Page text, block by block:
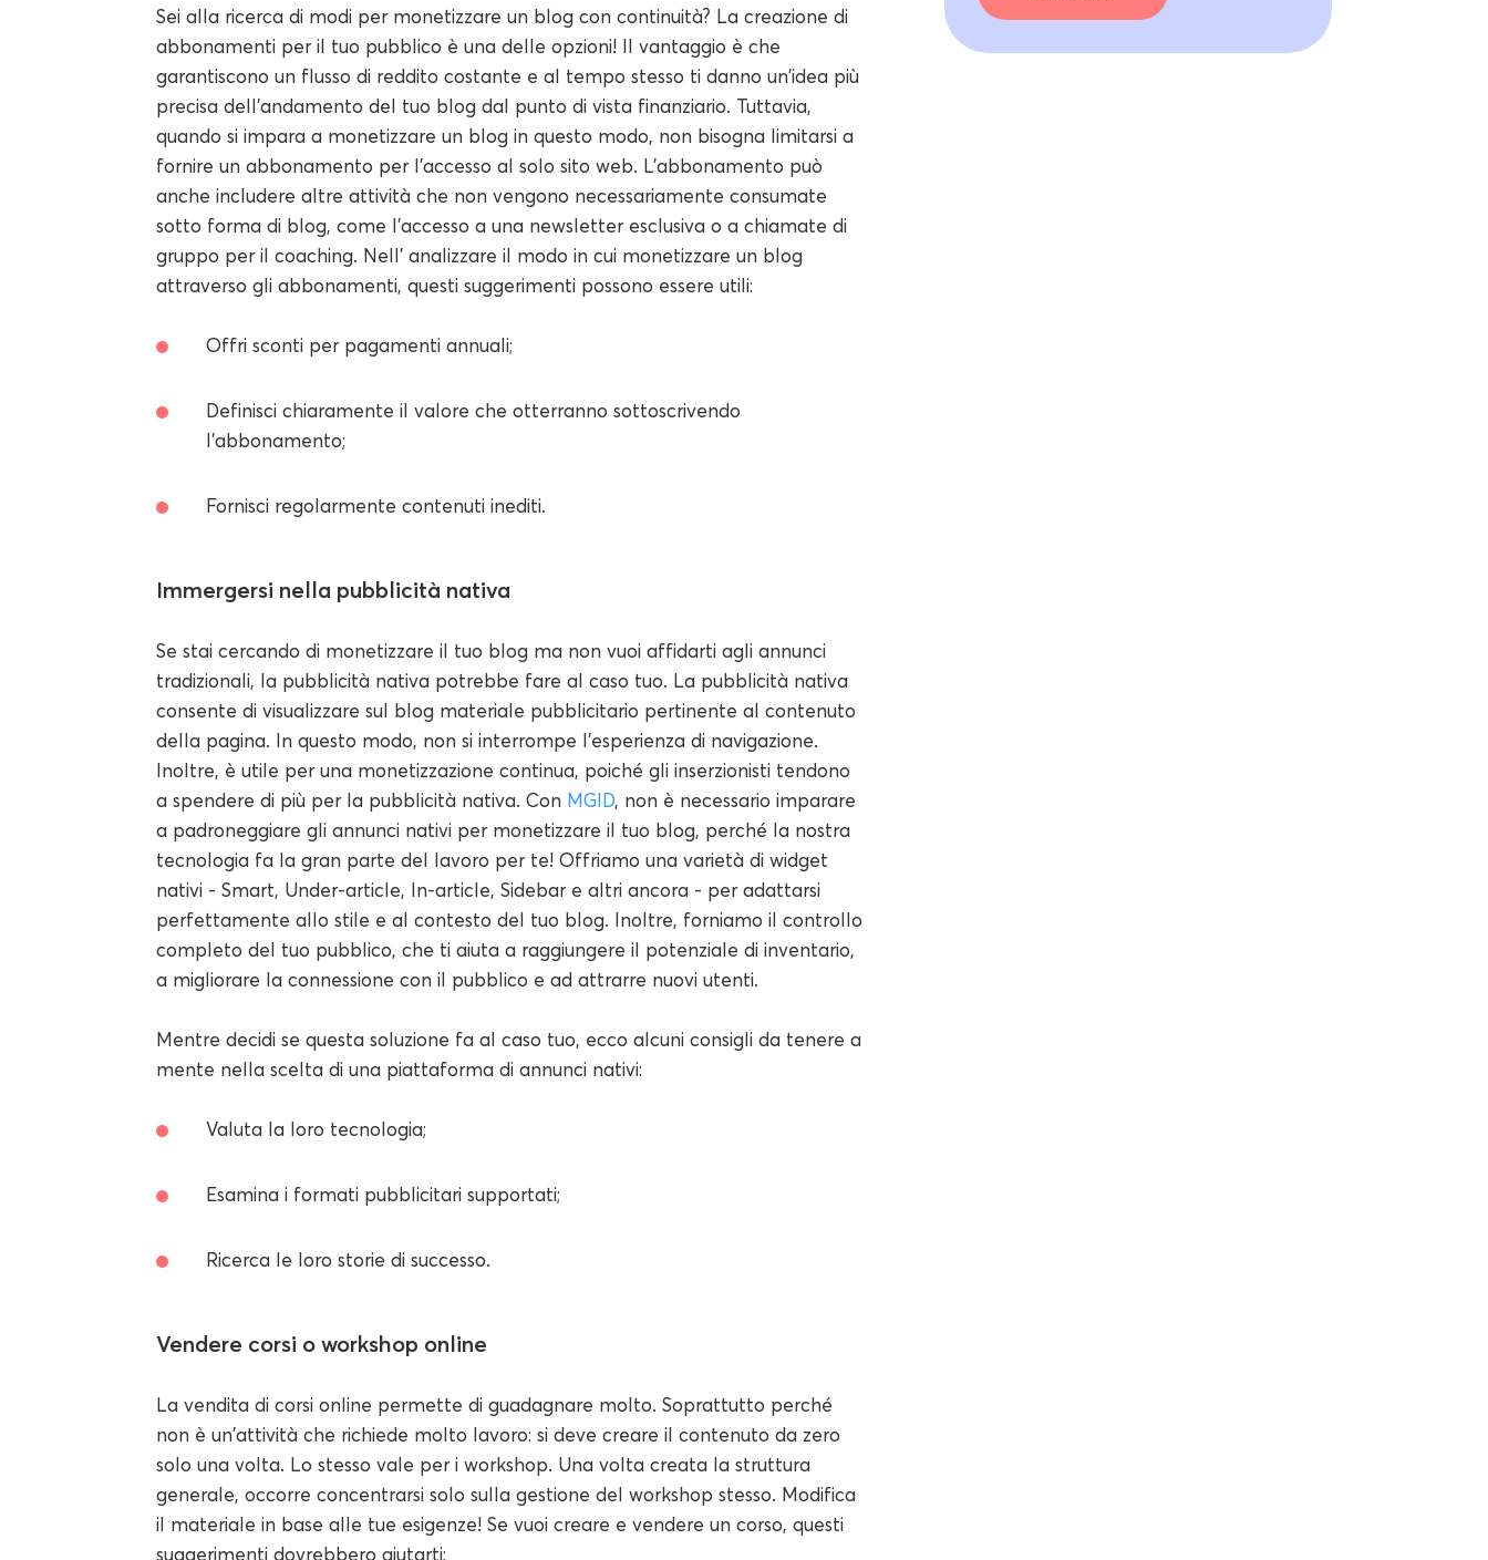
Sei alla ricerca di modi per monetizzare un blog con continuità? La creazione di
abbonamenti per il tuo pubblico è una delle opzioni! Il vantaggio è che
garantiscono un flusso di reddito costante e al tempo stesso ti danno un'idea più
precisa dell'andamento del tuo blog dal punto di vista finanziario. Tuttavia,
quando si impara a monetizzare un blog in questo modo, non bisogna limitarsi a
fornire un abbonamento per l'accesso al solo sito web. L'abbonamento può
anche includere altre attività che non vengono necessariamente consumate
sotto forma di blog, come l'accesso a una newsletter esclusiva o a chiamate di
gruppo per il coaching. Nell' analizzare il modo in cui monetizzare un blog
attraverso gli abbonamenti, questi suggerimenti possono essere utili:
Offri sconti per pagamenti annuali;
Definisci chiaramente il valore che otterranno sottoscrivendo
l'abbonamento;
Fornisci regolarmente contenuti inediti.
Immergersi nella pubblicità nativa
Se stai cercando di monetizzare il tuo blog ma non vuoi affidarti agli annunci
tradizionali, la pubblicità nativa potrebbe fare al caso tuo. La pubblicità nativa
consente di visualizzare sul blog materiale pubblicitario pertinente al contenuto
della pagina. In questo modo, non si interrompe l'esperienza di navigazione.
Inoltre, è utile per una monetizzazione continua, poiché gli inserzionisti tendono
a spendere di più per la pubblicità nativa. Con MGID, non è necessario imparare
a padroneggiare gli annunci nativi per monetizzare il tuo blog, perché la nostra
tecnologia fa la gran parte del lavoro per te! Offriamo una varietà di widget
nativi - Smart, Under-article, In-article, Sidebar e altri ancora - per adattarsi
perfettamente allo stile e al contesto del tuo blog. Inoltre, forniamo il controllo
completo del tuo pubblico, che ti aiuta a raggiungere il potenziale di inventario,
a migliorare la connessione con il pubblico e ad attrarre nuovi utenti.
Mentre decidi se questa soluzione fa al caso tuo, ecco alcuni consigli da tenere a
mente nella scelta di una piattaforma di annunci nativi:
Valuta la loro tecnologia;
Esamina i formati pubblicitari supportati;
Ricerca le loro storie di successo.
Vendere corsi o workshop online
La vendita di corsi online permette di guadagnare molto. Soprattutto perché
non è un'attività che richiede molto lavoro: si deve creare il contenuto da zero
solo una volta. Lo stesso vale per i workshop. Una volta creata la struttura
generale, occorre concentrarsi solo sulla gestione del workshop stesso. Modifica
il materiale in base alle tue esigenze! Se vuoi creare e vendere un corso, questi
suggerimenti dovrebbero aiutarti: